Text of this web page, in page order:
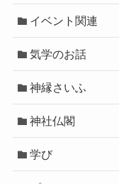
イベント関連
気学のお話
神縁さいふ
神社仏閣
学び